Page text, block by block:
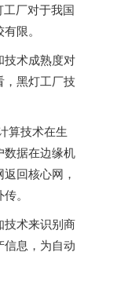
厂对于我国
限。
技术成熟度对
黑灯工厂技
算技术在生
数据在边缘机
回核心网，
。
技术来识别商
息，为自动